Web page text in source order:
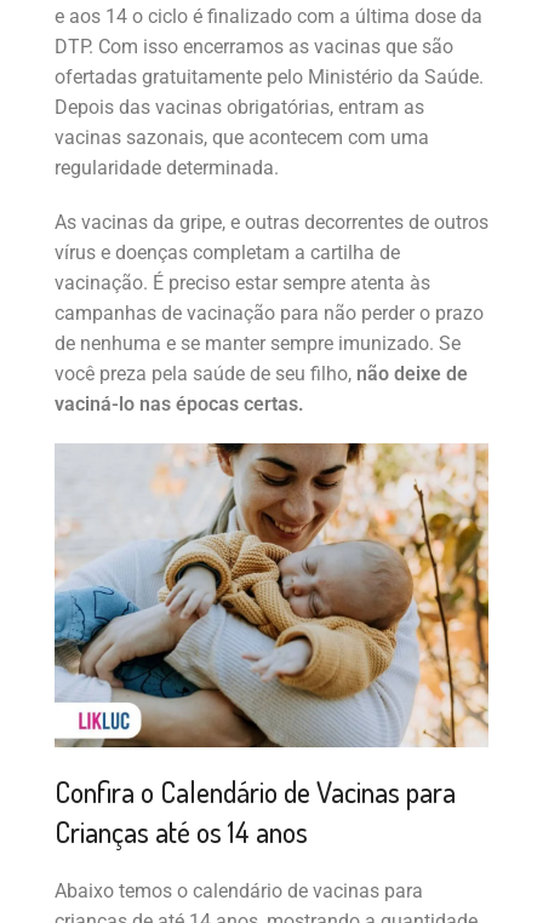
e aos 14 o ciclo é finalizado com a última dose da
DTP. Com isso encerramos as vacinas que são
ofertadas gratuitamente pelo Ministério da Saúde.
Depois das vacinas obrigatórias, entram as
vacinas sazonais, que acontecem com uma
regularidade determinada.
As vacinas da gripe, e outras decorrentes de outros
vírus e doenças completam a cartilha de
vacinação. É preciso estar sempre atenta às
campanhas de vacinação para não perder o prazo
de nenhuma e se manter sempre imunizado. Se
você preza pela saúde de seu filho, não deixe de
vaciná-lo nas épocas certas.
Confira o Calendário de Vacinas para
Crianças até os 14 anos
Abaixo temos o calendário de vacinas para